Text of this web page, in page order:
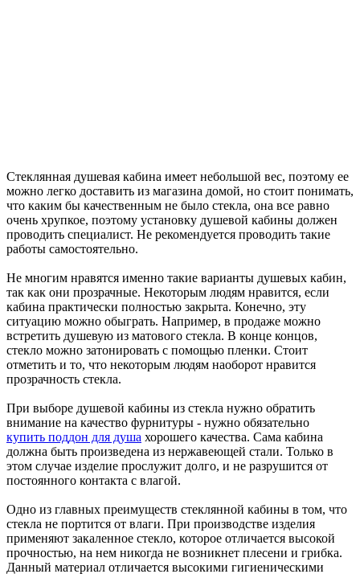
Стеклянная душевая кабина имеет небольшой вес, поэтому ее
можно легко доставить из магазина домой, но стоит понимать,
что каким бы качественным не было стекла, она все равно
очень хрупкое, поэтому установку душевой кабины должен
проводить специалист. Не рекомендуется проводить такие
работы самостоятельно.
Не многим нравятся именно такие варианты душевых кабин,
так как они прозрачные. Некоторым людям нравится, если
кабина практически полностью закрыта. Конечно, эту
ситуацию можно обыграть. Например, в продаже можно
встретить душевую из матового стекла. В конце концов,
стекло можно затонировать с помощью пленки. Стоит
отметить и то, что некоторым людям наоборот нравится
прозрачность стекла.
При выборе душевой кабины из стекла нужно обратить
внимание на качество фурнитуры - нужно обязательно
купить поддон для душа хорошего качества. Сама кабина
должна быть произведена из нержавеющей стали. Только в
этом случае изделие прослужит долго, и не разрушится от
постоянного контакта с влагой.
Одно из главных преимуществ стеклянной кабины в том, что
стекла не портится от влаги. При производстве изделия
применяют закаленное стекло, которое отличается высокой
прочностью, на нем никогда не возникнет плесени и грибка.
Данный материал отличается высокими гигиеническими